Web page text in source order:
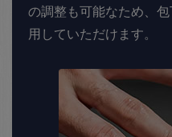
の調整も可能なため、
用していただけます。